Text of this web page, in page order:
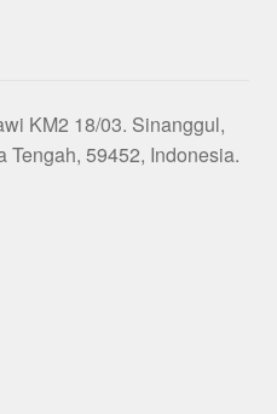
KM2 18/03. Sinanggul,
Tengah, 59452, Indonesia.